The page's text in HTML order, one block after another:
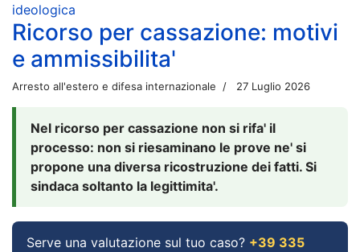
ideologica
Ricorso per cassazione: motivi
e ammissibilita'
Arresto all'estero e difesa internazionale 27 Luglio 2026
Nel ricorso per cassazione non si rifa' il
processo: non si riesaminano le prove ne' si
propone una diversa ricostruzione dei fatti. Si
sindaca soltanto la legittimita'.
Serve una valutazione sul tuo caso? +39 335